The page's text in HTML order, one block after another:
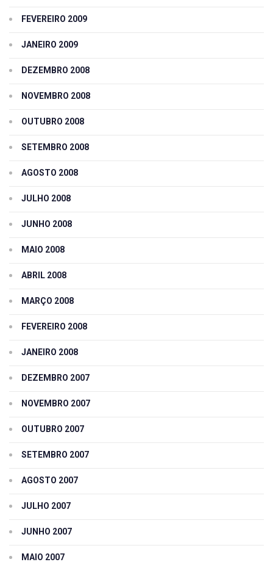
FEVEREIRO 2009
JANEIRO 2009
DEZEMBRO 2008
NOVEMBRO 2008
OUTUBRO 2008
SETEMBRO 2008
AGOSTO 2008
JULHO 2008
JUNHO 2008
MAIO 2008
ABRIL 2008
MARÇO 2008
FEVEREIRO 2008
JANEIRO 2008
DEZEMBRO 2007
NOVEMBRO 2007
OUTUBRO 2007
SETEMBRO 2007
AGOSTO 2007
JULHO 2007
JUNHO 2007
MAIO 2007